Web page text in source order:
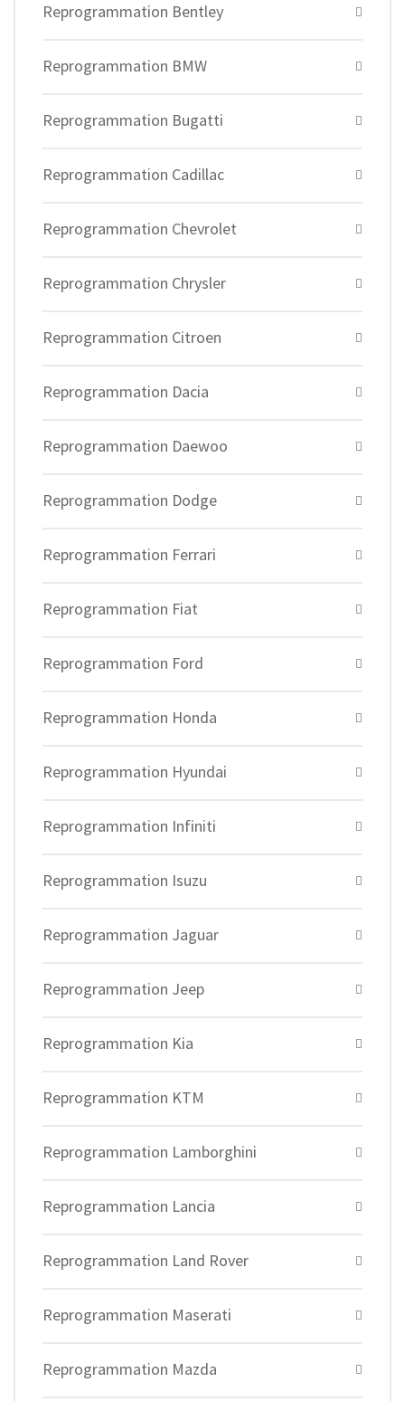
Reprogrammation Bentley
Reprogrammation BMW
Reprogrammation Bugatti
Reprogrammation Cadillac
Reprogrammation Chevrolet
Reprogrammation Chrysler
Reprogrammation Citroen
Reprogrammation Dacia
Reprogrammation Daewoo
Reprogrammation Dodge
Reprogrammation Ferrari
Reprogrammation Fiat
Reprogrammation Ford
Reprogrammation Honda
Reprogrammation Hyundai
Reprogrammation Infiniti
Reprogrammation Isuzu
Reprogrammation Jaguar
Reprogrammation Jeep
Reprogrammation Kia
Reprogrammation KTM
Reprogrammation Lamborghini
Reprogrammation Lancia
Reprogrammation Land Rover
Reprogrammation Maserati
Reprogrammation Mazda